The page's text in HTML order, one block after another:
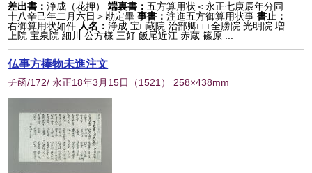
差出書：浄成（花押） 端裏書：五方算用状＜永正七庚辰年分同
十八辛己年二月六日＞勘定畢 事書：注進五方御算用状事 書止：
右御算用状如件 人名：浄成 宝□蔵院 治部卿□□ 全勝院 光明院 増
上院 宝泉院 細川 公方様 三好 飯尾近江 赤蔵 篠原 ...
仏事方捧物未進注文
チ函/172/ 永正18年3月15日 （1521 ） 258×438mm